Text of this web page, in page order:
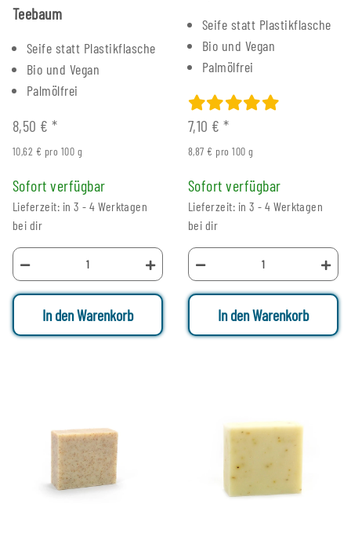
Teebaum
Seife statt Plastikflasche
Bio und Vegan
Palmölfrei
8,50 €*
10,62 € pro 100 g
Sofort verfügbar
Lieferzeit: in 3 - 4 Werktagen
bei dir
In den Warenkorb
Seife statt Plastikflasche
Bio und Vegan
Palmölfrei
7,10 €*
8,87 € pro 100 g
Sofort verfügbar
Lieferzeit: in 3 - 4 Werktagen
bei dir
In den Warenkorb